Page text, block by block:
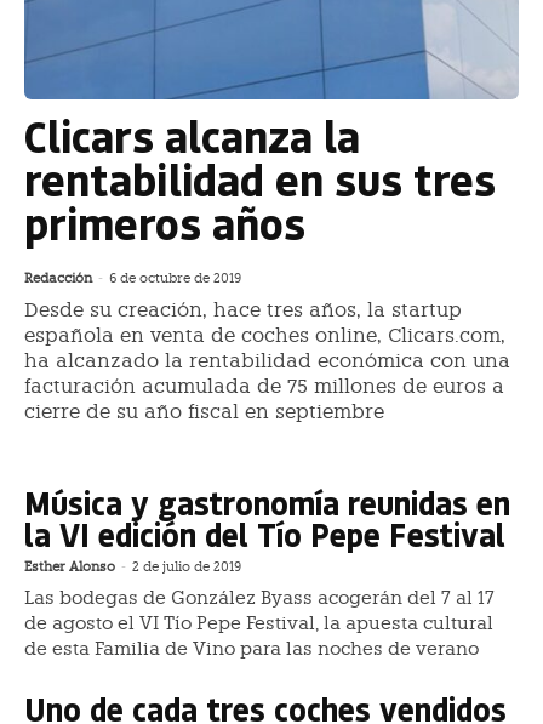
Clicars alcanza la
rentabilidad en sus tres
primeros años
Redacción - 6 de octubre de 2019
Desde su creación, hace tres años, la startup
española en venta de coches online, Clicars.com,
ha alcanzado la rentabilidad económica con una
facturación acumulada de 75 millones de euros a
cierre de su año fiscal en septiembre
Música y gastronomía reunidas en
la VI edición del Tío Pepe Festival
Esther Alonso - 2 de julio de 2019
Las bodegas de González Byass acogerán del 7 al 17
de agosto el VI Tío Pepe Festival, la apuesta cultural
de esta Familia de Vino para las noches de verano
Uno de cada tres coches vendidos